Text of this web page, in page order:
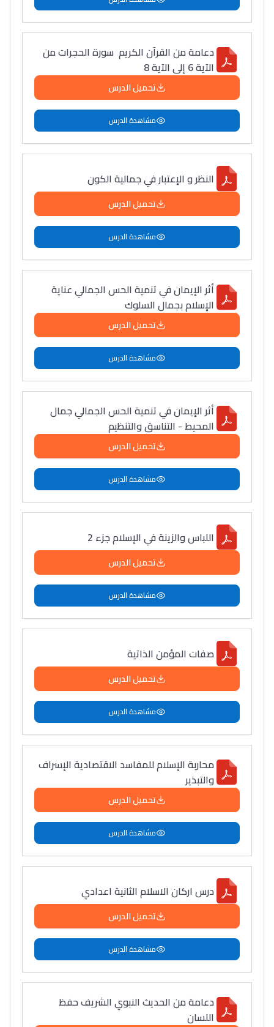
دعامة من القرآن الكريم سورة الحجرات من
الآية 6 إلى الآية 8
تحميل الدرس
مشاهدة الدرس
النظر و الإعتبار في جمالية الكون
تحميل الدرس
مشاهدة الدرس
أثر الإيمان في تنمية الحس الجمالي عناية
الإسلام بجمال السلوك
تحميل الدرس
مشاهدة الدرس
أثر الإيمان في تنمية الحس الجمالي جمال
المحيط - التناسق والتنظيم
تحميل الدرس
مشاهدة الدرس
اللباس والزينة في الإسلام جزء 2
تحميل الدرس
مشاهدة الدرس
صفات المؤمن الذاتية
تحميل الدرس
مشاهدة الدرس
محاربة الإسلام للمفاسد الاقتصادية الإسراف
والتبذير
تحميل الدرس
مشاهدة الدرس
درس اركان الاسلام الثانية اعدادي
تحميل الدرس
مشاهدة الدرس
دعامة من الحديث النبوي الشريف حفظ
اللسان